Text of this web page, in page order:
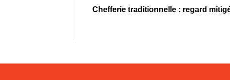
Chefferie traditionnelle : regard